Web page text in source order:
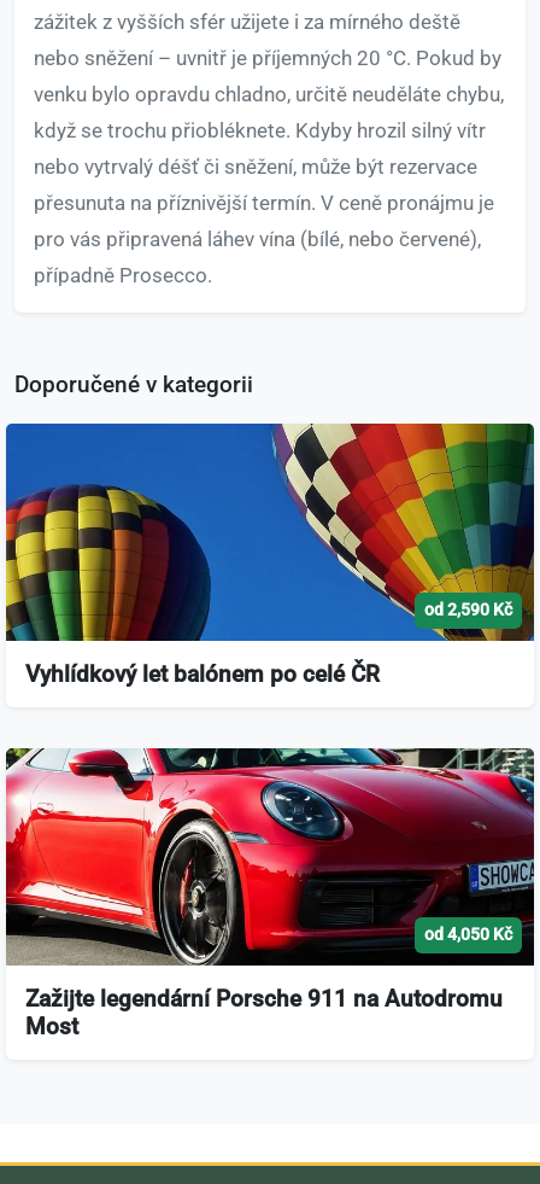
zážitek z vyšších sfér užijete i za mírného deště
nebo sněžení – uvnitř je příjemných 20 °C. Pokud by
venku bylo opravdu chladno, určitě neuděláte chybu,
když se trochu přiobléknete. Kdyby hrozil silný vítr
nebo vytrvalý déšť či sněžení, může být rezervace
přesunuta na příznivější termín. V ceně pronájmu je
pro vás připravená láhev vína (bílé, nebo červené),
případně Prosecco.
Doporučené v kategorii
od 2,590 Kč
Vyhlídkový let balónem po celé ČR
od 4,050 Kč
Zažijte legendární Porsche 911 na Autodromu
Most